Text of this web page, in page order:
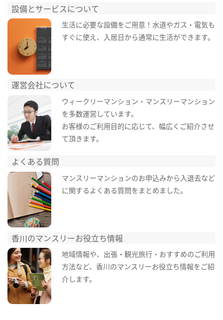
設備とサービスについて
生活に必要な設備をご用意！水道やガス・電気も
すぐに使え、入居日から通常に生活ができます。
運営会社について
ウィークリーマンション・マンスリーマンション
を多数運営しています。
お客様のご利用目的に応じて、幅広くご紹介させ
て頂きます。
よくある質問
マンスリーマンションのお申込みから入退去など
に関するよくある質問をまとめました。
香川のマンスリーお役立ち情報
地域情報や、出張・観光旅行・おすすめのご利用
方法など、香川のマンスリーお役立ち情報をご紹
介します。